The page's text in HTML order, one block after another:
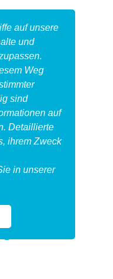
auf unsere
und
Weg
sind
auf
Detaillierte
ihrem Zweck
in unserer
5